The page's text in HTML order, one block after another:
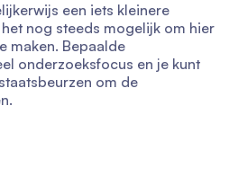
een iets kleinere
nog steeds mogelijk om hier
maken. Bepaalde
onderzoeksfocus en je kunt
om de